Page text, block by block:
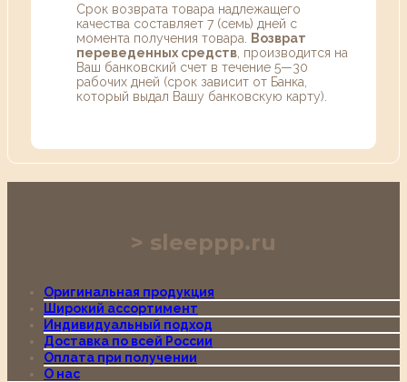
Срок возврата товара надлежащего
качества составляет 7 (семь) дней с
момента получения товара.
Возврат
переведенных средств , производится на
Ваш банковский счет в течение 5—30
рабочих дней (срок зависит от Банка,
который выдал Вашу банковскую карту).
sleeppp.ru
Оригинальная продукция
Широкий ассортимент
Индивидуальный подход
Доставка по всей России
Оплата при получении
О нас